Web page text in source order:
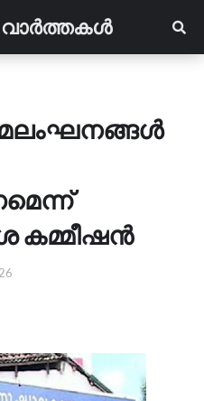
വാർത്തകൾ
കമ്മീഷൻ